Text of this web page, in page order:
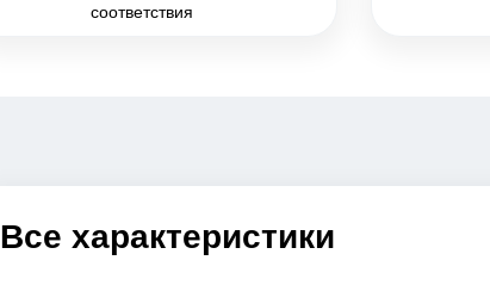
соответствия
Все характеристики